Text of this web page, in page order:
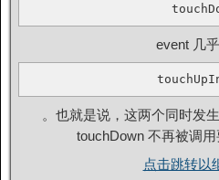
event 几
。也就是说，这两个同时发
touchDown 不再被调
点击跳转以